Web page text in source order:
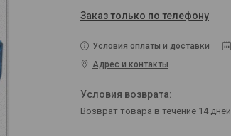
Заказ только по телефону
Условия оплаты и доставки
Адрес и контакты
возврат товара в течение 14 дней